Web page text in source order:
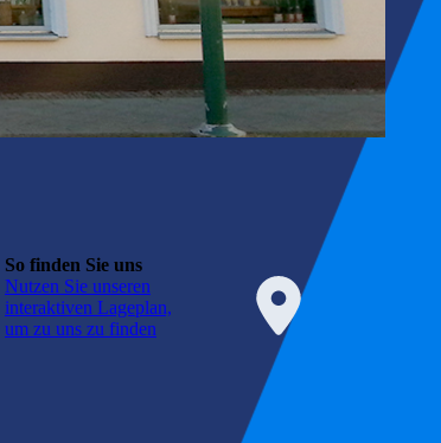
So finden Sie uns
Nutzen Sie unseren
interaktiven La­ge­plan,
um zu uns zu finden